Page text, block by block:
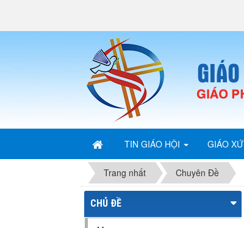
TIN GIÁO HỘI GIÁO XỨ
Trang nhất Chuyên Đề
CHỦ ĐỀ